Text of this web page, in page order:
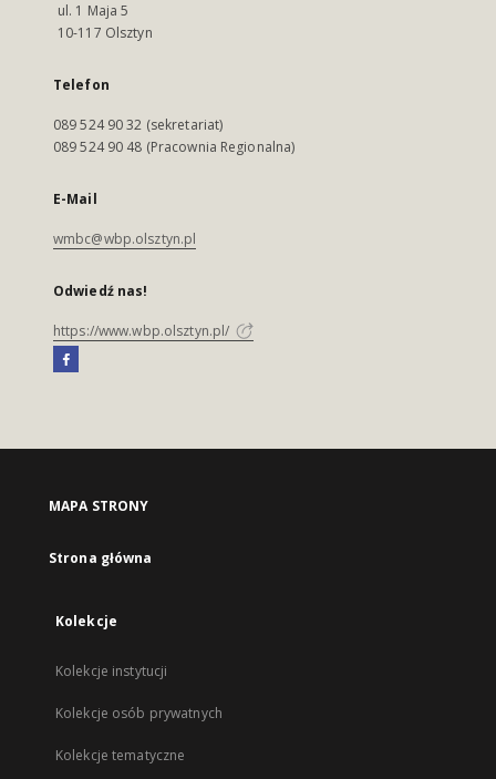
ul. 1 Maja 5
10-117 Olsztyn
Telefon
089 524 90 32 (sekretariat)
089 524 90 48 (Pracownia Regionalna)
E-Mail
wmbc@wbp.olsztyn.pl
Odwiedź nas!
https://www.wbp.olsztyn.pl/
MAPA STRONY
Strona główna
Kolekcje
Kolekcje instytucji
Kolekcje osób prywatnych
Kolekcje tematyczne